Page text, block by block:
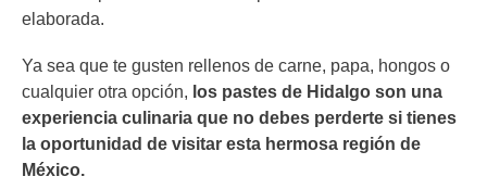
elaborada.
Ya sea que te gusten rellenos de carne, papa, hongos o
cualquier otra opción, los pastes de Hidalgo son una
experiencia culinaria que no debes perderte si tienes
la oportunidad de visitar esta hermosa región de
México.